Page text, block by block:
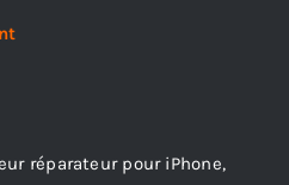
réparateur pour iPhone,